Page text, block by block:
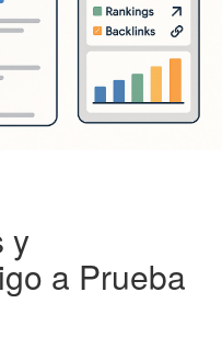
y
a Prueba